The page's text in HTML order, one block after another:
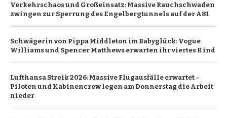
Verkehrschaos und Großeinsatz: Massive Rauchschwaden
zwingen zur Sperrung des Engelbergtunnels auf der A81
Schwägerin von Pippa Middleton im Babyglück: Vogue
Williams und Spencer Matthews erwarten ihr viertes Kind
Lufthansa Streik 2026: Massive Flugausfälle erwartet –
Piloten und Kabinencrew legen am Donnerstag die Arbeit
nieder